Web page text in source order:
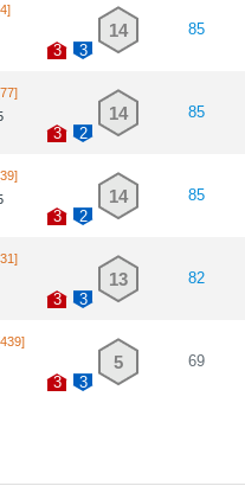
3 3
14 85
3 2
14 85
3 2
14 85
3 3
13 82
3 3
5 69